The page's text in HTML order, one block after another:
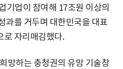
기업이 참여해 17조원 이상의
과를 거두며 대한민국을 대표
로 자리매김했다.
망하는 충청권의 유망 기술창